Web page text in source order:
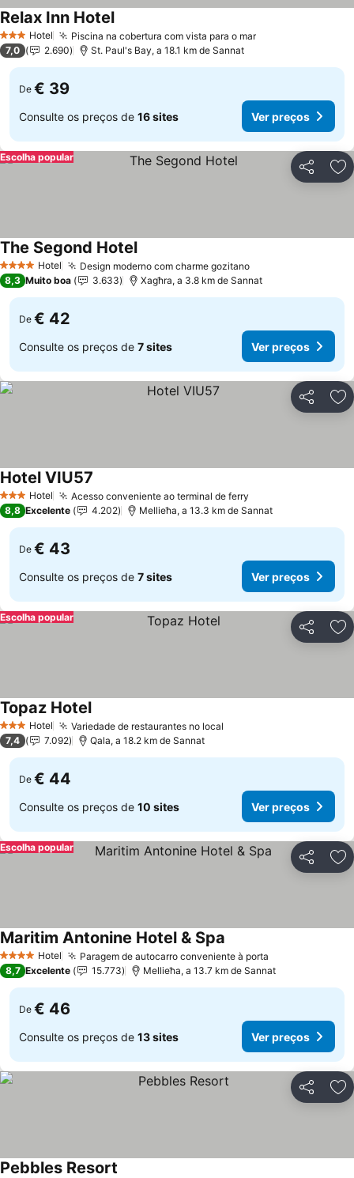
3 EstrelasHotel Piscina na cobertura com vista para o marVer preços
Relax Inn HotelVer preços
7,0 2.690 St. Paul's Bay, a 18.1 km de Sannat
De € 39
Consulte os preços de 16 sites Ver preços
Partilhar
Escolha popular
4 EstrelasHotel Design moderno com charme gozitanoVer preços
The Segond HotelVer preços
8,3 Muito boa 3.633 Xagħra, a 3.8 km de Sannat
De € 42
Consulte os preços de 7 sites Ver preços
Partilhar
3 EstrelasHotel Acesso conveniente ao terminal de ferry
Hotel VIU57
8,8 Excelente 4.202 Mellieħa, a 13.3 km de Sannat
De € 43
Consulte os preços de 7 sites Ver preços
Partilhar
Escolha popular
3 EstrelasHotel Variedade de restaurantes no local
Topaz HotelVer preços
7,4 7.092 Qala, a 18.2 km de Sannat
De € 44
Consulte os preços de 10 sites Ver preços
Partilhar
Escolha popular
4 EstrelasHotel Paragem de autocarro conveniente à porta
Maritim Antonine Hotel & Spa
8,7 Excelente 15.773 Mellieħa, a 13.7 km de Sannat
De € 46
Consulte os preços de 13 sites Ver preços
Partilhar
Pebbles Resort